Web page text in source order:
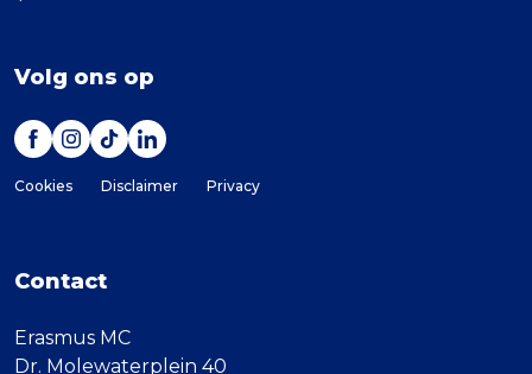
Volg ons op
Cookies Disclaimer Privacy
Contact
Erasmus MC
Dr. Molewaterplein 40